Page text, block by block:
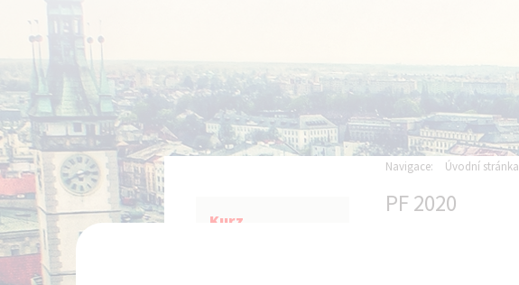
Kurz
Navigace: Úvodní stránka
PF 2020